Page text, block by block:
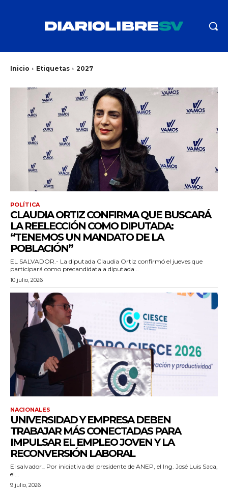
Inicio Etiquetas 2027
POLÍTICA
CLAUDIA ORTIZ CONFIRMA QUE BUSCARÁ
LA REELECCIÓN COMO DIPUTADA:
“TENEMOS UN MANDATO DE LA
POBLACIÓN”
EL SALVADOR.- La diputada Claudia Ortiz confirmó el jueves que
participará como precandidata a diputada...
10 julio, 2026
NACIONALES
UNIVERSIDAD Y EMPRESA DEBEN
TRABAJAR MÁS CONECTADAS PARA
IMPULSAR EL EMPLEO JOVEN Y LA
RECONVERSIÓN LABORAL
El salvador_ Por iniciativa del presidente de ANEP, el Ing. José Luis Saca,
el...
9 julio, 2026